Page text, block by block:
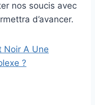
nos soucis avec
d’avancer.
Noir A Une
?